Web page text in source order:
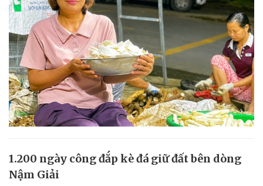
1.200 ngày công đắp kè đá giữ đất bên dòng
Nậm Giải